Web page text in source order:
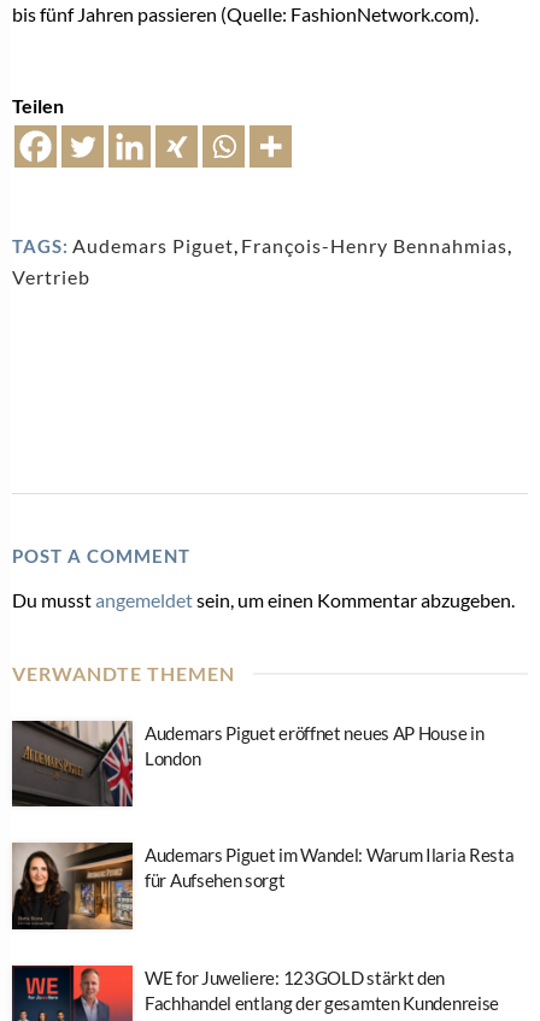
bis fünf Jahren passieren (Quelle: FashionNetwork.com).
Teilen
TAGS: Audemars Piguet, François-Henry Bennahmias,
Vertrieb
POST A COMMENT
Du musstangemeldetsein, um einen Kommentar abzugeben.
VERWANDTE THEMEN
Audemars Piguet eröffnet neues AP House in
London
Audemars Piguet im Wandel: Warum Ilaria Resta
für Aufsehen sorgt
WE for Juweliere: 123GOLD stärkt den
Fachhandel entlang der gesamten Kundenreise